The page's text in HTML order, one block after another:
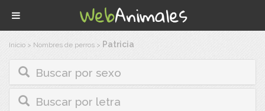
Inicio > Nombres de perros > Patricia
Buscar por sexo
Buscar por letra